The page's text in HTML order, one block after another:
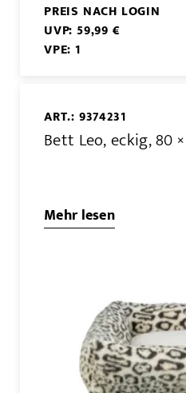
PREIS NACH LOGIN
UVP: 59,99 €
VPE: 1
ART.: 9374231
Bett Leo, eckig, 80
Mehr lesen